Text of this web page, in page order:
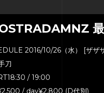
2016/10/26（水） [ザザ
刀
/ 19:00
/ day¥2,800 (D代別)